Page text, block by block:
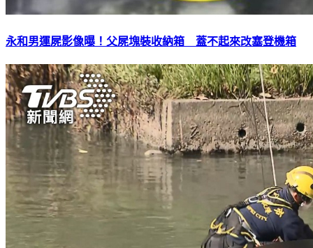
永和男運屍影像曝！父屍塊裝收納箱 蓋不起來改塞登機箱